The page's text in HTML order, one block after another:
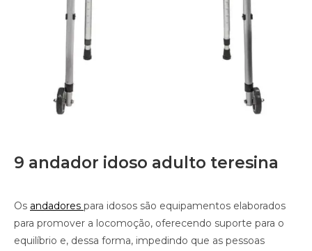
9 andador idoso adulto teresina
Os andadores para idosos são equipamentos elaborados
para promover a locomoção, oferecendo suporte para o
equilíbrio e, dessa forma, impedindo que as pessoas